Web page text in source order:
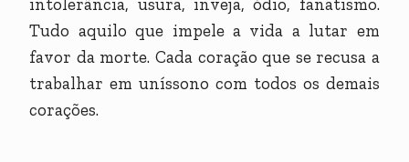
Tudo aquilo que impele a vida a lutar em
favor da morte. Cada coração que se recusa a
trabalhar em uníssono com todos os demais
corações.